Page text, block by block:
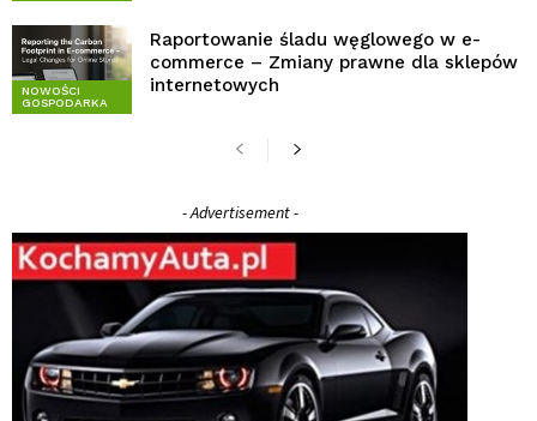
NOWOŚCI
GOSPODARKA
Raportowanie śladu węglowego w e-
commerce – Zmiany prawne dla sklepów
internetowych
- Advertisement -